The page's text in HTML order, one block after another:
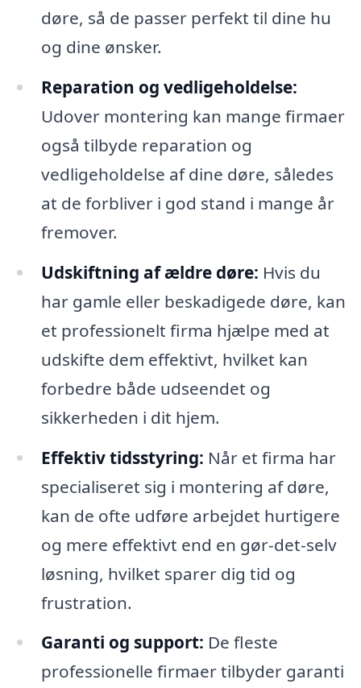
døre, så de passer perfekt til dine hu
og dine ønsker.
Reparation og vedligeholdelse:
Udover montering kan mange firmaer
også tilbyde reparation og
vedligeholdelse af dine døre, således
at de forbliver i god stand i mange år
fremover.
Udskiftning af ældre døre: Hvis du
har gamle eller beskadigede døre, kan
et professionelt firma hjælpe med at
udskifte dem effektivt, hvilket kan
forbedre både udseendet og
sikkerheden i dit hjem.
Effektiv tidsstyring: Når et firma har
specialiseret sig i montering af døre,
kan de ofte udføre arbejdet hurtigere
og mere effektivt end en gør-det-selv
løsning, hvilket sparer dig tid og
frustration.
Garanti og support: De fleste
professionelle firmaer tilbyder garanti